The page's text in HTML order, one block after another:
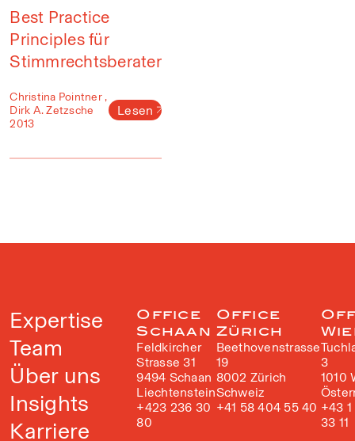
Best Practice
Principles für
Stimmrechtsberater
Christina Pointner ,
Dirk A. Zetzsche
2013
Lesen
Expertise
Team
Über uns
Insights
Karriere
Office
Schaan
Feldkircher
Strasse 31
9494 Schaan
Liechtenstein
+423 236 30
80
Office
Zürich
Beethovenstrasse
19
8002 Zürich
Schweiz
+41 58 404 55 40
3
1010
+43
33 11